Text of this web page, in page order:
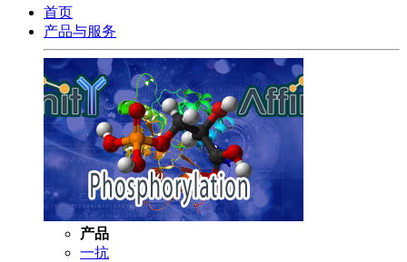
首页
产品与服务
产品
一抗